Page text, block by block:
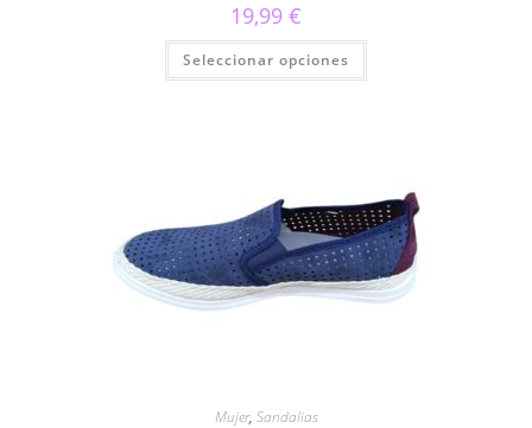
19,99 €
Seleccionar opciones
Este
tiene
elegir
en
la
página
de
producto
Mujer, Sandalias